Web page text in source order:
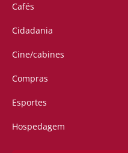
Cafés
Cidadania
Cine/cabines
Compras
Esportes
Hospedagem